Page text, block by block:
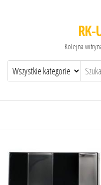
Kolejna